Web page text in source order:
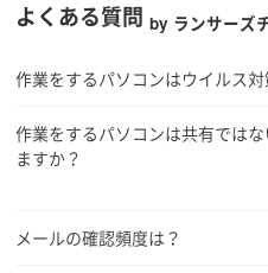
よくある質問by ランサーズ
作業をするパソコンはウイルス
作業をするパソコンは共有では
ますか？
メールの確認頻度は？